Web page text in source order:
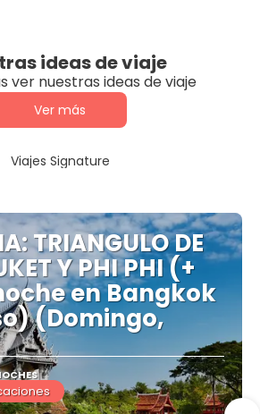
ideas de viaje
ver nuestras ideas de viaje
Ver más
Viajes Signature
TRIANGULO DE
Y PHI PHI (+
en Bangkok
(Domingo,